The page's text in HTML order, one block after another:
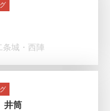
条城・西陣
井筒